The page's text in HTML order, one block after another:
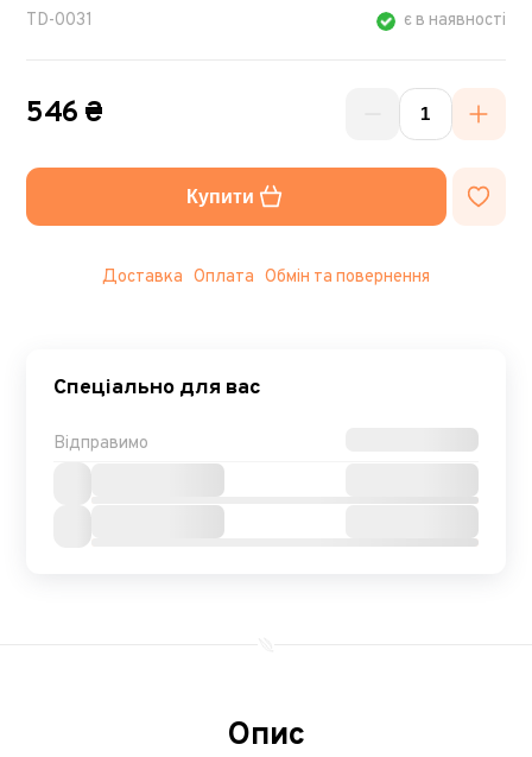
TD-0031 є в наявності
546 ₴
Купити
Доставка Оплата Обмін та повернення
Спеціально для вас
Відправимо
Опис